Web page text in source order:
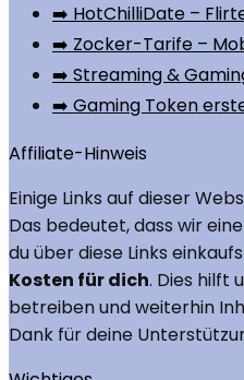
➡️ HotChilliDate –
➡️ Zocker-Tarife –
➡️ Streaming &
➡️ Gaming Token
Affiliate-Hinweis
Einige Links auf dieser
Das bedeutet, dass wir
du über diese Links
Kosten für dich. Dies hilft
betreiben und weiterhin
Dank für deine